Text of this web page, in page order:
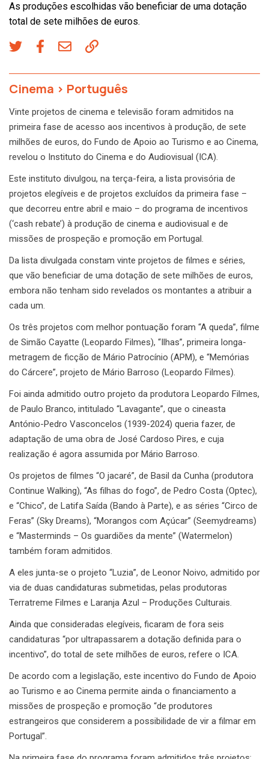
As produções escolhidas vão beneficiar de uma dotação
total de sete milhões de euros.
Cinema > Português
Vinte projetos de cinema e televisão foram admitidos na
primeira fase de acesso aos incentivos à produção, de sete
milhões de euros, do Fundo de Apoio ao Turismo e ao Cinema,
revelou o Instituto do Cinema e do Audiovisual (ICA).
Este instituto divulgou, na terça-feira, a lista provisória de
projetos elegíveis e de projetos excluídos da primeira fase –
que decorreu entre abril e maio – do programa de incentivos
(‘cash rebate’) à produção de cinema e audiovisual e de
missões de prospeção e promoção em Portugal.
Da lista divulgada constam vinte projetos de filmes e séries,
que vão beneficiar de uma dotação de sete milhões de euros,
embora não tenham sido revelados os montantes a atribuir a
cada um.
Os três projetos com melhor pontuação foram “A queda”, filme
de Simão Cayatte (Leopardo Filmes), “Ilhas”, primeira longa-
metragem de ficção de Mário Patrocínio (APM), e “Memórias
do Cárcere”, projeto de Mário Barroso (Leopardo Filmes).
Foi ainda admitido outro projeto da produtora Leopardo Filmes,
de Paulo Branco, intitulado “Lavagante”, que o cineasta
António-Pedro Vasconcelos (1939-2024) queria fazer, de
adaptação de uma obra de José Cardoso Pires, e cuja
realização é agora assumida por Mário Barroso.
Os projetos de filmes “O jacaré”, de Basil da Cunha (produtora
Continue Walking), “As filhas do fogo”, de Pedro Costa (Optec),
e “Chico”, de Latifa Saída (Bando à Parte), e as séries “Circo de
Feras” (Sky Dreams), “Morangos com Açúcar” (Seemydreams)
e “Masterminds – Os guardiões da mente” (Watermelon)
também foram admitidos.
A eles junta-se o projeto “Luzia”, de Leonor Noivo, admitido por
via de duas candidaturas submetidas, pelas produtoras
Terratreme Filmes e Laranja Azul – Produções Culturais.
Ainda que consideradas elegíveis, ficaram de fora seis
candidaturas “por ultrapassarem a dotação definida para o
incentivo”, do total de sete milhões de euros, refere o ICA.
De acordo com a legislação, este incentivo do Fundo de Apoio
ao Turismo e ao Cinema permite ainda o financiamento a
missões de prospeção e promoção “de produtores
estrangeiros que considerem a possibilidade de vir a filmar em
Portugal”.